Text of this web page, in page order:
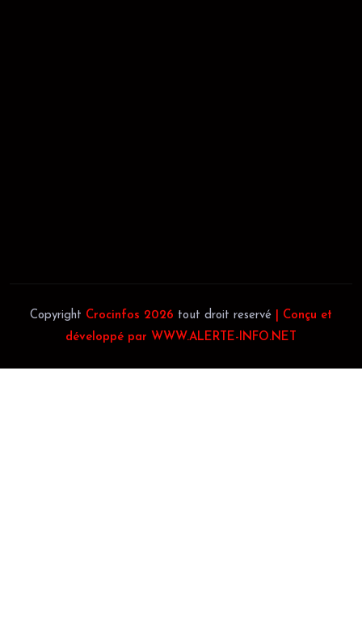
Copyright Crocinfos 2026 tout droit reservé
| Conçu et
développé par WWW.ALERTE-INFO.NET